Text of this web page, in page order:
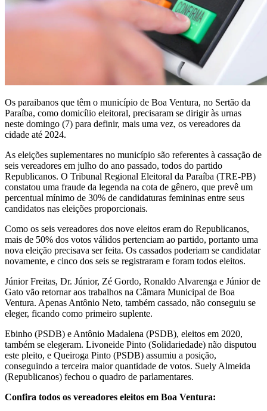
Os paraibanos que têm o município de Boa Ventura, no Sertão da
Paraíba, como domicílio eleitoral, precisaram se dirigir às urnas
neste domingo (7) para definir, mais uma vez, os vereadores da
cidade até 2024.
As eleições suplementares no município são referentes à cassação de
seis vereadores em julho do ano passado, todos do partido
Republicanos. O Tribunal Regional Eleitoral da Paraíba (TRE-PB)
constatou uma fraude da legenda na cota de gênero, que prevê um
percentual mínimo de 30% de candidaturas femininas entre seus
candidatos nas eleições proporcionais.
Como os seis vereadores dos nove eleitos eram do Republicanos,
mais de 50% dos votos válidos pertenciam ao partido, portanto uma
nova eleição precisava ser feita. Os cassados poderiam se candidatar
novamente, e cinco dos seis se registraram e foram todos eleitos.
Júnior Freitas, Dr. Júnior, Zé Gordo, Ronaldo Alvarenga e Júnior de
Gato vão retornar aos trabalhos na Câmara Municipal de Boa
Ventura. Apenas Antônio Neto, também cassado, não conseguiu se
eleger, ficando como primeiro suplente.
Ebinho (PSDB) e Antônio Madalena (PSDB), eleitos em 2020,
também se elegeram. Livoneide Pinto (Solidariedade) não disputou
este pleito, e Queiroga Pinto (PSDB) assumiu a posição,
conseguindo a terceira maior quantidade de votos. Suely Almeida
(Republicanos) fechou o quadro de parlamentares.
Confira todos os vereadores eleitos em Boa Ventura: